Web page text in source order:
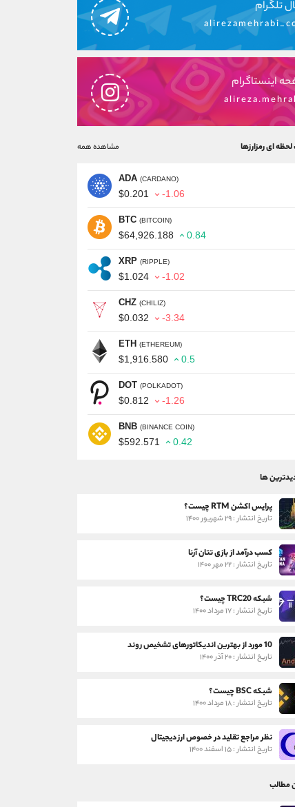
تلگرام
اینستاگرام
ای رمزارزها مشاهده همه
ADA (CARDANO)
$0.201 -1.06
BTC (BITCOIN)
$64,926.188 0.84
XRP (RIPPLE)
$1.024 -1.02
CHZ (CHILIZ)
$0.032 -3.34
ETH (ETHEREUM)
$1,916.580 0.5
DOT (POLKADOT)
$0.812 -1.26
BNB (BINANCE COIN)
$592.571 0.42
ها
پرایس اکشن RTM چیست؟
تاریخ انتشار : ۲۹ شهریور ۱۴۰۰
کسب درآمد از بازی تتان آرنا
تاریخ انتشار : ۲۲ مهر ۱۴۰۰
شبکه TRC20 چیست؟
تاریخ انتشار : ۱۷ مرداد ۱۴۰۰
10 مورد از بهترین اندیکاتورهای تشخیص روند
تاریخ انتشار : ۲۰ آذر ۱۴۰۰
شبکه BSC چیست؟
تاریخ انتشار : ۱۸ مرداد ۱۴۰۰
نظر مراجع تقلید در خصوص ارز دیجیتال
تاریخ انتشار : ۱۵ اسفند ۱۴۰۰
مطالب